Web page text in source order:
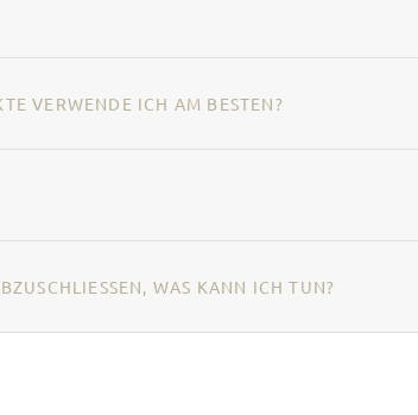
VERWENDE ICH AM BESTEN?
WAS KANN ICH TUN?